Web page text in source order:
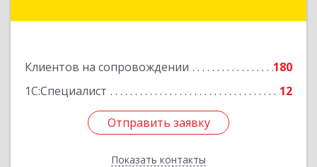
Клиентов на сопровождении
180
1С:Специалист
12
Отправить заявку
Показать контакты
Отправить заявку
Назад